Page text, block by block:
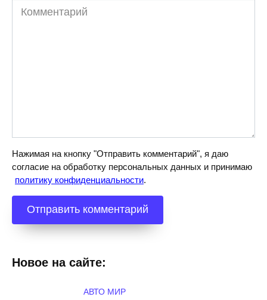
Комментарий
Нажимая на кнопку "Отправить комментарий", я даю
согласие на обработку персональных данных и принимаю
политику конфиденциальности.
Новое на сайте:
АВТО МИР